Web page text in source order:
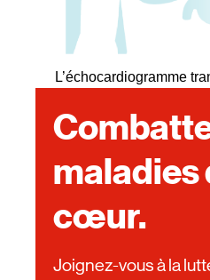
L’échocardiogramme
maladies
cœur.
Joignez-vous à la